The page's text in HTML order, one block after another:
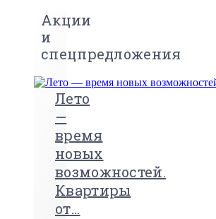
Акции
и
спецпредложения
Лето
—
время
новых
возможностей.
Квартиры
от...